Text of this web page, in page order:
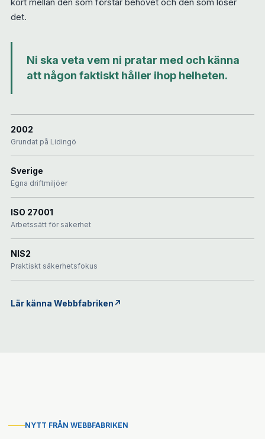
kort mellan den som förstår behovet och den som löser
det.
Ni ska veta vem ni pratar med och känna
att någon faktiskt håller ihop helheten.
2002
Grundat på Lidingö
Sverige
Egna driftmiljöer
ISO 27001
Arbetssätt för säkerhet
NIS2
Praktiskt säkerhetsfokus
Lär känna Webbfabriken↗
NYTT FRÅN WEBBFABRIKEN